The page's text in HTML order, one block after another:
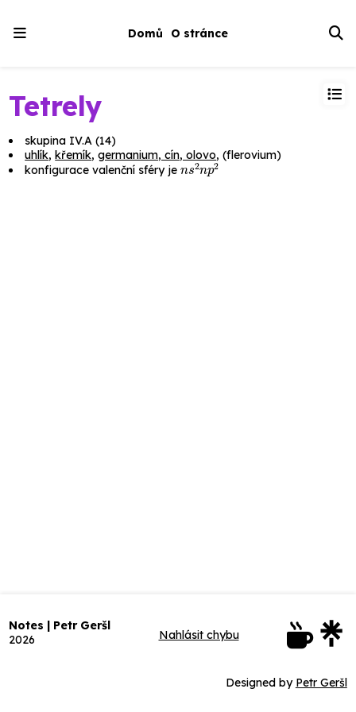
Domů O stránce
Tetrely
skupina IV.A (14)
uhlík, křemík,germanium, cín, olovo, (flerovium)
konfigurace valenční sféry je
ns2np2
Notes | Petr Geršl
2026
Nahlásit chybu
Designed by Petr Geršl